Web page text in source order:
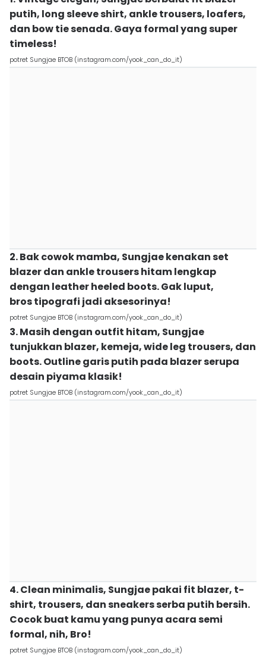
putih, long sleeve shirt, ankle trousers, loafers,
dan bow tie senada. Gaya formal yang super
timeless!
potret Sungjae BTOB (instagram.com/yook_can_do_it)
2. Bak cowok mamba, Sungjae kenakan set
blazer dan ankle trousers hitam lengkap
dengan leather heeled boots. Gak luput,
bros tipografi jadi aksesorinya!
potret Sungjae BTOB (instagram.com/yook_can_do_it)
3. Masih dengan outfit hitam, Sungjae
tunjukkan blazer, kemeja, wide leg trousers, dan
boots. Outline garis putih pada blazer serupa
desain piyama klasik!
potret Sungjae BTOB (instagram.com/yook_can_do_it)
4. Clean minimalis, Sungjae pakai fit blazer, t-
shirt, trousers, dan sneakers serba putih bersih.
Cocok buat kamu yang punya acara semi
formal, nih, Bro!
potret Sungjae BTOB (instagram.com/yook_can_do_it)